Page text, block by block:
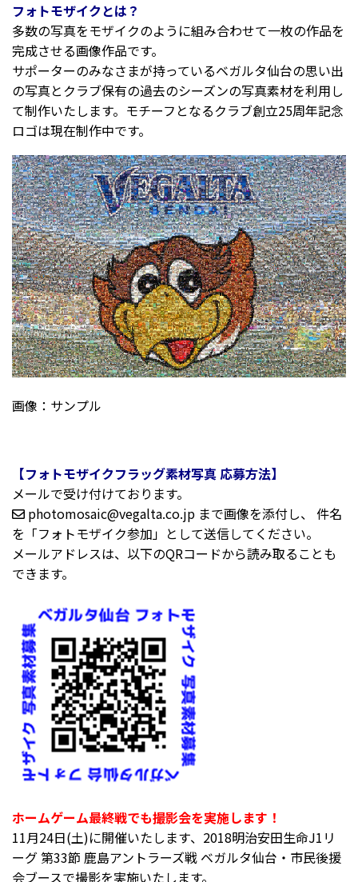
フォトモザイクとは？
多数の写真をモザイクのように組み合わせて一枚の作品を
完成させる画像作品です。
サポーターのみなさまが持っているベガルタ仙台の思い出
の写真とクラブ保有の過去のシーズンの写真素材を利用し
て制作いたします。モチーフとなるクラブ創立25周年記念
ロゴは現在制作中です。
画像：サンプル
【フォトモザイクフラッグ素材写真 応募方法】
メールで受け付けております。
photomosaic@vegalta.co.jp まで画像を添付し、 件名
を「フォトモザイク参加」として送信してください。
メールアドレスは、以下のQRコードから読み取ることも
できます。
ホームゲーム最終戦でも撮影会を実施します！
11月24日(土)に開催いたします、2018明治安田生命J1リ
ーグ 第33節 鹿島アントラーズ戦 ベガルタ仙台・市民後援
会ブースで撮影を実施いたします。